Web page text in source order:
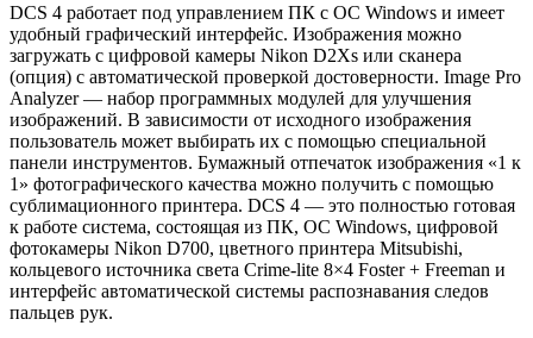
DCS 4 работает под управлением ПК с ОС Windows и имеет
удобный графический интерфейс. Изображения можно
загружать с цифровой камеры Nikon D2Xs или сканера
(опция) с автоматической проверкой достоверности. Image Pro
Analyzer — набор программных модулей для улучшения
изображений. В зависимости от исходного изображения
пользователь может выбирать их с помощью специальной
панели инструментов. Бумажный отпечаток изображения «1 к
1» фотографического качества можно получить с помощью
сублимационного принтера. DCS 4 — это полностью готовая
к работе система, состоящая из ПК, ОС Windows, цифровой
фотокамеры Nikon D700, цветного принтера Mitsubishi,
кольцевого источника света Crime-lite 8×4 Foster + Freeman и
интерфейс автоматической системы распознавания следов
пальцев рук.